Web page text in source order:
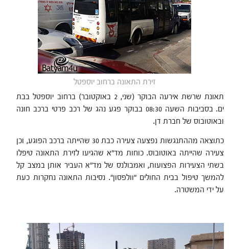
זירת התאונה ברחוב יוספטל
תאונת שרשת אירעה הבוקר (שני, 2 באוקטובר) ברחוב יוספטל בבת
ים. בסביבות השעה 08:30 בבוקר פגע נהג של רכב פרטי ברכב חונה
ובאוטובוס של חברת דן.
כתוצאה מההתנגשות נפצעה צעירה כבת 30 שהייתה ברכב הפוגע, וכן
צעירה שהייתה באוטובוס. כוחות מד"א שהגיעו לזירת התאונה טיפלו
בשתי הצעירות הפצועות, ואמבולנס של מד"א העביר אותן במצב קל
להמשך טיפול בבית החולים "וולפסון". נסיבות התאונה נחקרות כעת
על ידי המשטרה.